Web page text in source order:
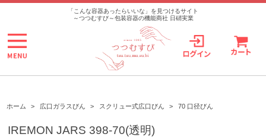
>
「こんな容器あったらいいな」を見つけるサイト
～つつむすび～包装容器の機能商社 日硝実業
ホーム > 広口ガラスびん > スクリュー式広口びん > 70 口径びん
IREMON JARS 398-70(透明)